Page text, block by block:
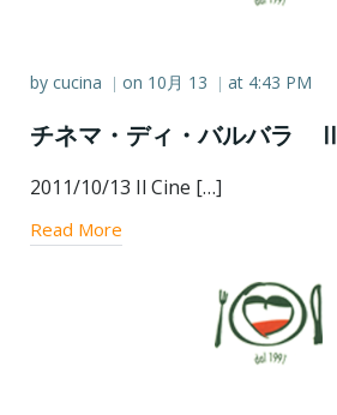
by cucina | on 10月 13 | at 4:43 PM
チネマ・ディ・バルバラ Ⅱ
2011/10/13 Il Cine […]
Read More